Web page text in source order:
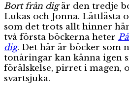
Bort från digär den tredje
Lukas och Jonna. Lättlästa
som det trots allt hinner
två första böckerna heter
dig. Det här är böcker som
tonåringar kan känna igen
förälskelse, pirret i magen,
svartsjuka.